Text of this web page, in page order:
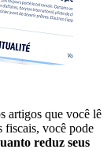
artigos que você lê
fiscais, você pode
reduz seus